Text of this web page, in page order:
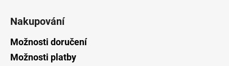
Nakupování
Možnosti doručení
Možnosti platby